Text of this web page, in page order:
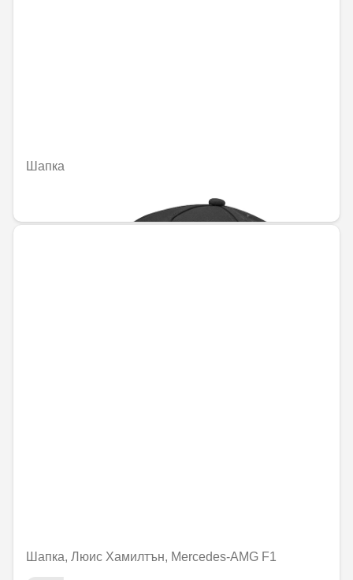
Шапка
Шапка, Люис Хамилтън, Mercedes-AMG F1